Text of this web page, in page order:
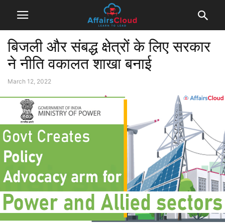
बिजली और संबद्ध क्षेत्रों के लिए सरकार
ने नीति वकालत शाखा बनाई
March 12, 2022